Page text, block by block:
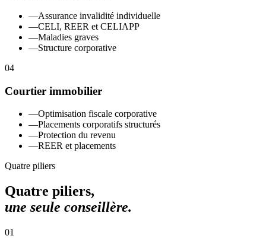
—Assurance invalidité individuelle
—CELI, REER et CELIAPP
—Maladies graves
—Structure corporative
04
Courtier immobilier
—Optimisation fiscale corporative
—Placements corporatifs structurés
—Protection du revenu
—REER et placements
Quatre piliers
Quatre piliers,
une seule conseillère.
01